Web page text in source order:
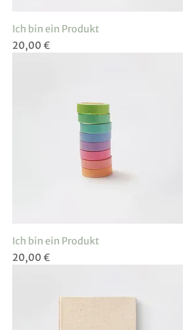
Ich bin ein Produkt
Preis
20,00 €
Ich bin ein Produkt
Preis
20,00 €